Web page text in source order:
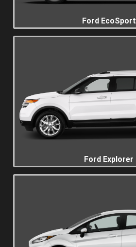
Ford EcoSport
Ford Explorer